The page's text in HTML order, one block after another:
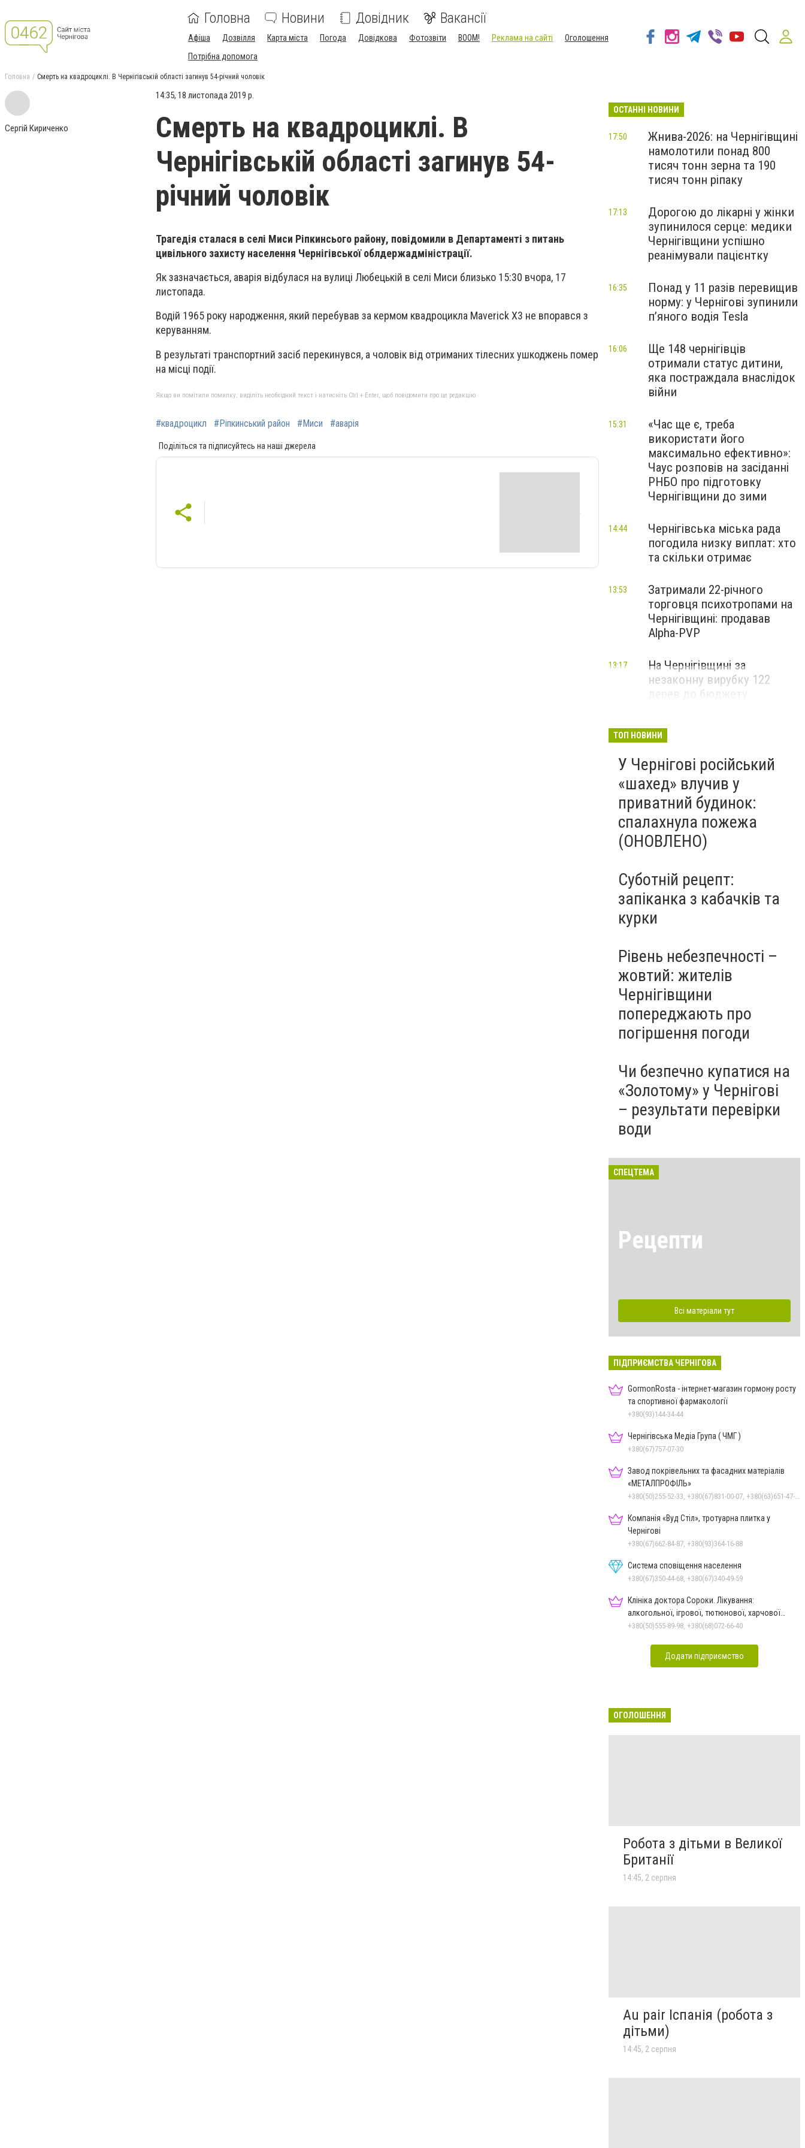
Головна Новини Довідник Вакансії
Афіша Дозвілля Карта міста Погода Довідкова Фотозвіти BOOM! Реклама на сайті
Оголошення
Потрібна допомога
Головна Смерть на квадроциклі. В Чернігівській області загинув 54-річний чоловік
Сергій Кириченко
14:35, 18 листопада 2019 р.
Смерть на квадроциклі. В
Чернігівській області загинув 54-
річний чоловік
Трагедія сталася в селі Миси Ріпкинсього району, повідомили в Департаменті з питань
цивільного захисту населення Чернігівської облдержадміністрації.
Як зазначається, аварія відбулася на вулиці Любецькій в селі Миси близько 15:30 вчора, 17
листопада.
Водій 1965 року народження, який перебував за кермом квадроцикла Maverick X3 не впорався з
керуванням.
В результаті транспортний засіб перекинувся, а чоловік від отриманих тілесних ушкоджень помер
на місці події.
Якщо ви помітили помилку, виділіть необхідний текст і натисніть Ctrl + Enter, щоб повідомити про це редакцію
#квадроцикл #Ріпкинський район #Миси #аварія
Поділіться та підписуйтесь на наші джерела
ОСТАННІ НОВИНИ
Жнива-2026: на Чернігівщині
намолотили понад 800
тисяч тонн зерна та 190
тисяч тонн ріпаку
17:50
Дорогою до лікарні у жінки
зупинилося серце: медики
Чернігівщини успішно
реанімували пацієнтку
17:13
Понад у 11 разів перевищив
норму: у Чернігові зупинили
пʼяного водія Tesla
16:35
Ще 148 чернігівців
отримали статус дитини,
яка постраждала внаслідок
війни
16:06
«Час ще є, треба
використати його
максимально ефективно»:
Чаус розповів на засіданні
РНБО про підготовку
Чернігівщини до зими
15:31
Чернігівська міська рада
погодила низку виплат: хто
та скільки отримає
14:44
Затримали 22-річного
торговця психотропами на
Чернігівщині: продавав
Alpha-PVP
13:53
На Чернігівщині за
незаконну вирубку 122
дерев до бюджету
13:17
ТОП НОВИНИ
У Чернігові російський
«шахед» влучив у
приватний будинок:
спалахнула пожежа
(ОНОВЛЕНО)
Суботній рецепт:
запіканка з кабачків та
курки
Рівень небезпечності –
жовтий: жителів
Чернігівщини
попереджають про
погіршення погоди
Чи безпечно купатися на
«Золотому» у Чернігові
– результати перевірки
води
СПЕЦТЕМА
Рецепти
Всі матеріали тут
ПІДПРИЄМСТВА ЧЕРНІГОВА
GormonRosta - інтернет-магазин гормону росту
та спортивної фармакології
+380(93)144-34-44
Чернігівська Медіа Група ( ЧМГ )
+380(67)757-07-30
Завод покрівельних та фасадних матеріалів
«МЕТАЛПРОФІЛЬ»
Компанія «Вуд Стіл», тротуарна плитка у
Чернігові
+380(67)662-84-87, +380(93)364-16-88
Система сповіщення населення
+380(67)350-44-68, +380(67)340-49-59
Клініка доктора Сороки. Лікування:
алкогольної, ігрової, тютюнової, харчової
залежностей, неврозів т
+380(50)555-89-98, +380(68)072-66-40
Додати підприємство
ОГОЛОШЕННЯ
Робота з дітьми в Великої
Британії
14:45, 2 серпня
Au pair Іспанія (робота з
дітьми)
14:45, 2 серпня